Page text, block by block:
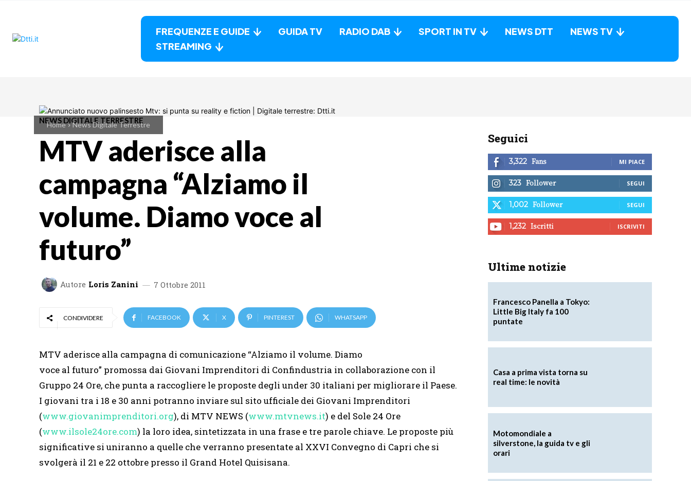
FREQUENZE E GUIDE GUIDA TV RADIO DAB SPORT IN TV NEWS DTT
NEWS TV
STREAMING
Home News Digitale Terrestre
NEWS DIGITALE TERRESTRE
MTV aderisce alla
campagna “Alziamo il
volume. Diamo voce al
futuro”
Autore Loris Zanini 7 Ottobre 2011
CONDIVIDERE FACEBOOK X PINTEREST WHATSAPP
MTV aderisce alla campagna di comunicazione “Alziamo il volume. Diamo
voce al futuro” promossa dai Giovani Imprenditori di Confindustria in collaborazione con il
Gruppo 24 Ore, che punta a raccogliere le proposte degli under 30 italiani per migliorare il Paese.
I giovani tra i 18 e 30 anni potranno inviare sul sito ufficiale dei Giovani Imprenditori
(www.giovanimprenditori.org), di MTV NEWS (www.mtvnews.it) e del Sole 24 Ore
(www.ilsole24ore.com) la loro idea, sintetizzata in una frase e tre parole chiave. Le proposte più
significative si uniranno a quelle che verranno presentate al XXVI Convegno di Capri che si
svolgerà il 21 e 22 ottobre presso il Grand Hotel Quisisana.
Seguici
3,322 Fans MI PIACE
323 Follower SEGUI
1,002 Follower SEGUI
1,232 Iscritti ISCRIVITI
Ultime notizie
Francesco Panella a Tokyo:
Little Big Italy fa 100
puntate
Casa a prima vista torna su
real time: le novità
Motomondiale a
silverstone, la guida tv e gli
orari